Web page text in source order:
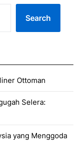
Search
Ottoman
Selera:
yang Menggoda